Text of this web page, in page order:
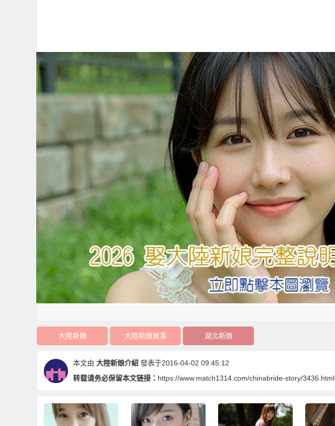
大陸新娘 大陸新娘故事 湖北新娘
本文由 大陸新娘介紹 發表于2016-04-02 09:45:12
转载请务必保留本文链接： https://www.match1314.com/chinabride-story/3436.html